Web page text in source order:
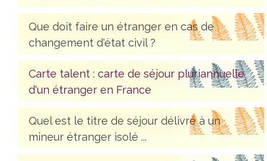
Que doit faire un étranger en cas de
changement d'état civil ?
Carte talent : carte de séjour pluriannuelle
d'un étranger en France
Quel est le titre de séjour délivré à un
mineur étranger isolé ...